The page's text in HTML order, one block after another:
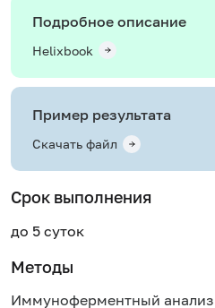
Подробное описание
Helixbook
Пример результата
Скачать файл
Срок выполнения
до 5 суток
Методы
Иммуноферментный